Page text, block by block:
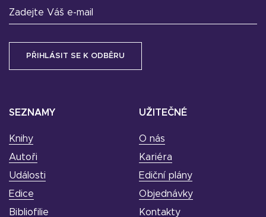
SEZNAMY
Knihy
Autoři
Události
Edice
Bibliofilie
UŽITEČNÉ
O nás
Kariéra
Ediční plány
Objednávky
Kontakty
Zadejte Váš e-mail